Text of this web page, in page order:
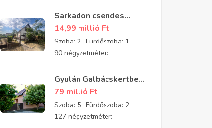
Sarkadon csendes
aszfaltozott utcában 2
szobás, tégla építésű,
jó állapotú
padlásszobás ház eladó
14,99 millió Ft
Szoba: 2 Fürdőszoba: 1
90 négyzetméter:
Gyulán Galbácskertben
2008-ban épült kiváló
állapotú padlásszobás
ház eladó 5 szobával és
2 fürdővel
79 millió Ft
Szoba: 5 Fürdőszoba: 2
127 négyzetméter: